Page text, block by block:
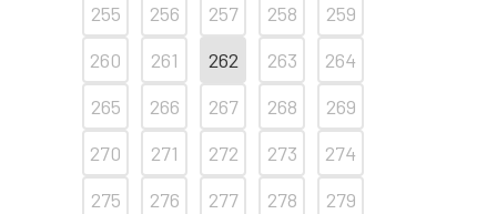
255
256 257 258
259
260
261 262 263
264
265
266 267 268
269
270
271 272 273
274
275
276 277 278
279